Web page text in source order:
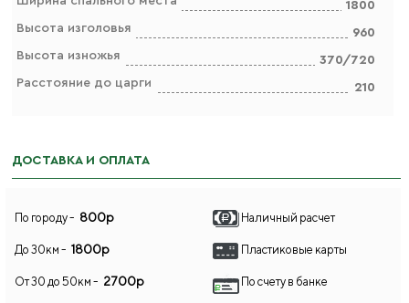
1800
Высота изголовья
960
Высота изножья
370/720
Расстояние до царги
210
ДОСТАВКА И ОПЛАТА
По городу - 800р
До 30км - 1800р
От 30 до 50км - 2700р
Наличный расчет
Пластиковые карты
По счету в банке